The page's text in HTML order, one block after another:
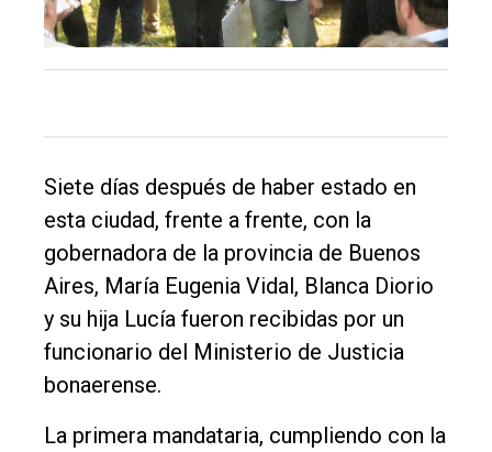
Inicio
Política
Cultura
Entrevistas
Rural
Deportes
Siete días después de haber estado en
esta ciudad, frente a frente, con la
gobernadora de la provincia de Buenos
Aires, María Eugenia Vidal, Blanca Diorio
y su hija Lucía fueron recibidas por un
funcionario del Ministerio de Justicia
bonaerense.
La primera mandataria, cumpliendo con la